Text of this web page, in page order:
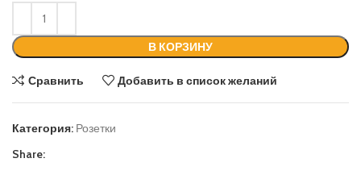
В КОРЗИНУ
Сравнить Добавить в список желаний
Категория: Розетки
Share: